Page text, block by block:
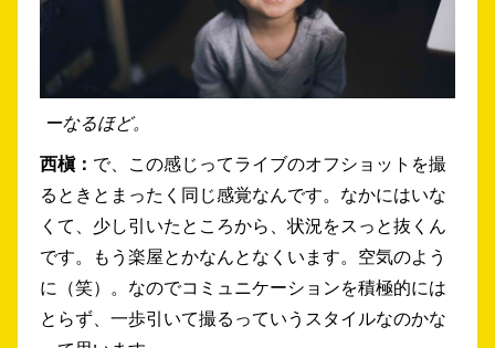
ーなるほど。
西槇： で、この感じってライブのオフショットを撮
るときとまったく同じ感覚なんです。なかにはいな
くて、少し引いたところから、状況をスっと抜くん
です。もう楽屋とかなんとなくいます。空気のよう
に（笑）。なのでコミュニケーションを積極的には
とらず、一歩引いて撮るっていうスタイルなのかな